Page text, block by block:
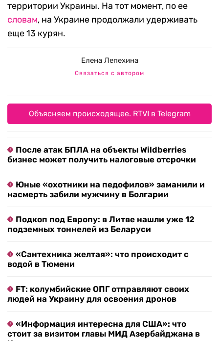
территории Украины. На тот момент, по ее
словам, на Украине продолжали удерживать
еще 13 курян.
Елена Лепехина
Связаться с автором
Объясняем происходящее. RTVI в Telegram
После атак БПЛА на объекты Wildberries
бизнес может получить налоговые отсрочки
Юные «охотники на педофилов» заманили и
насмерть забили мужчину в Болгарии
Подкоп под Европу: в Литве нашли уже 12
подземных тоннелей из Беларуси
«Сантехника желтая»: что происходит с
водой в Тюмени
FT: колумбийские ОПГ отправляют своих
людей на Украину для освоения дронов
«Информация интересна для США»: что
стоит за визитом главы МИД Азербайджана в